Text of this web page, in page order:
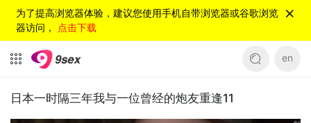
为了提高浏览器体验，建议您使用手机自带浏览器或谷歌浏览
器访问， 点击下载
en
日本一时隔三年我与一位曾经的炮友重逢11